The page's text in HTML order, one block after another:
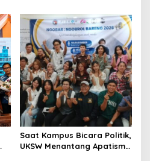
dan Azriel
Saat Kampus Bicara Politik,
UKSW Menantang Apatisme